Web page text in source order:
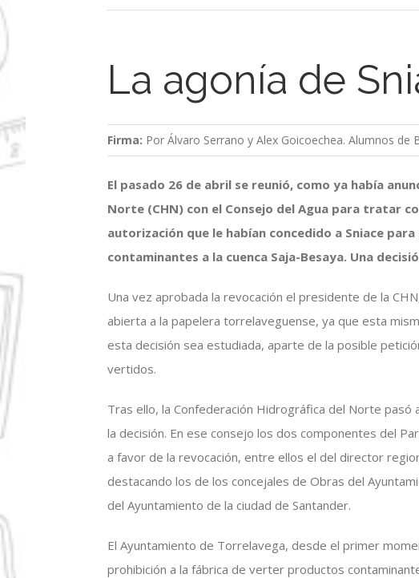
La agonía de
Firma: Por Álvaro Serrano y Alex Goicoechea. Alumnos
El pasado 26 de abril se reunió, como ya había
Norte (CHN) con el Consejo del Agua para tratar
autorización que le habían concedido a Sniace
contaminantes a la cuenca Saja-Besaya. Una
Una vez aprobada la revocación el presidente de la
abierta a la papelera torrelaveguense, ya que esta
esta decisión sea estudiada, aparte de la posible
vertidos.
Tras ello, la Confederación Hidrográfica del Norte pasó
la decisión. En ese consejo los dos componentes del
a favor de la revocación, entre ellos el del director
destacando los de los concejales de Obras del
del Ayuntamiento de la ciudad de Santander.
El Ayuntamiento de Torrelavega, desde el primer
prohibición a la fábrica de verter productos